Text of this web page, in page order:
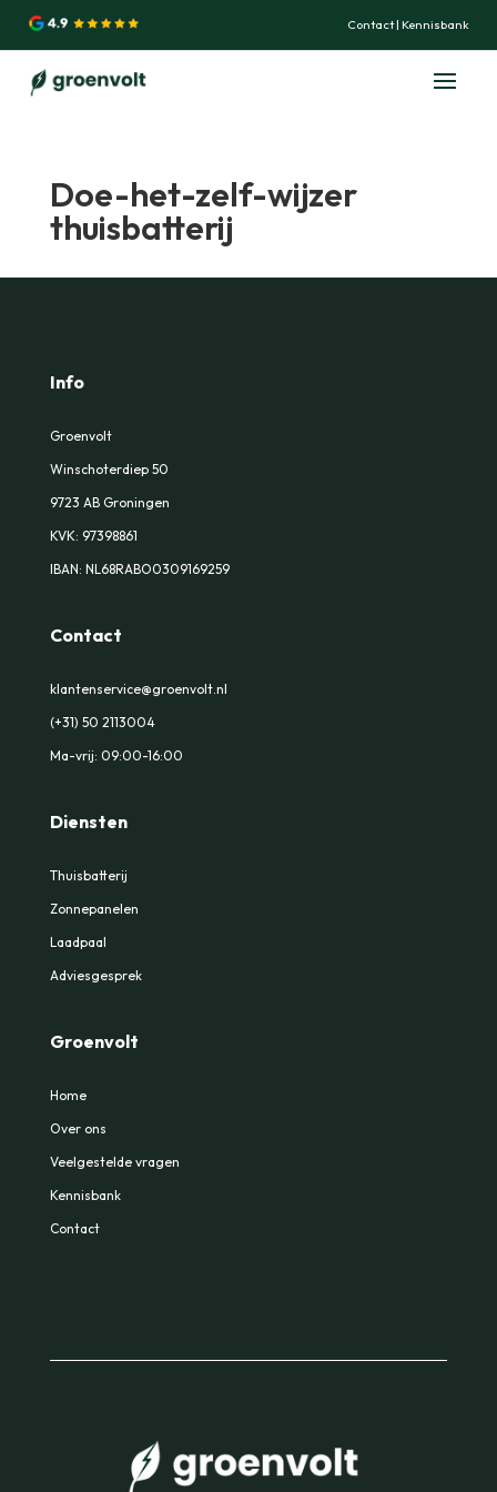
Contact| Kennisbank
Doe-het-zelf-wijzer
thuisbatterij
Info
Groenvolt
Winschoterdiep 50
9723 AB Groningen
KVK: 97398861
IBAN: NL68RABO0309169259
Contact
klantenservice@groenvolt.nl
(+31) 50 2113004
Ma-vrij: 09:00-16:00
Diensten
Thuisbatterij
Zonnepanelen
Laadpaal
Adviesgesprek
Groenvolt
Home
Over ons
Veelgestelde vragen
Kennisbank
Contact